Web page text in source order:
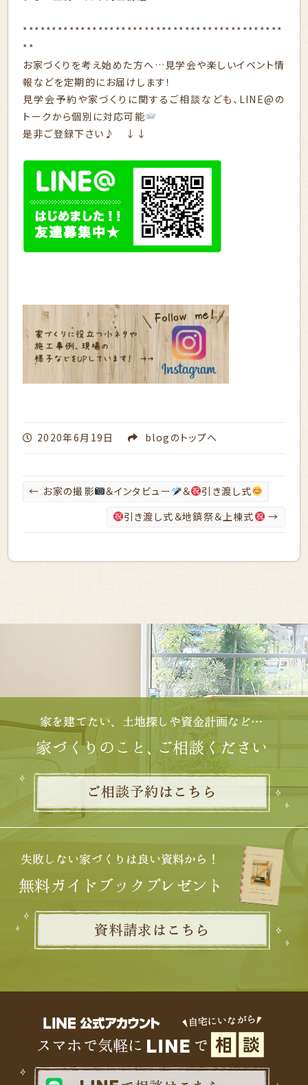
*********************************************
**
お家づくりを考え始めた方へ…見学会や楽しいイベント情
報などを定期的にお届けします！
見学会予約や家づくりに関するご相談なども、LINE@の
トークから個別に対応可能
是非ご登録下さい♪ ↓↓
2020年6月19日 blog のトップへ
← お家の撮影 ＆インタビュー ＆
引き渡し式
引き渡し式＆地鎮祭＆上棟式
→